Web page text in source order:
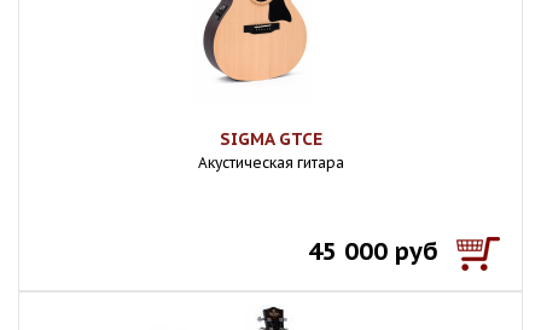
SIGMA GTCE
Акустическая гитара
45 000 руб